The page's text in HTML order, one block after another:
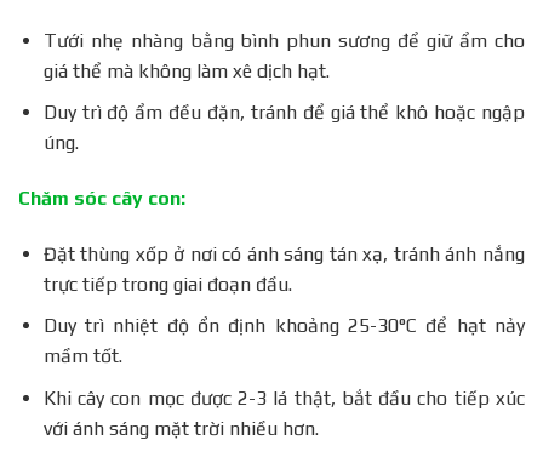
Tưới nhẹ nhàng bằng bình phun sương để giữ ẩm cho
giá thể mà không làm xê dịch hạt.
Duy trì độ ẩm đều đặn, tránh để giá thể khô hoặc ngập
úng.
Chăm sóc cây con:
Đặt thùng xốp ở nơi có ánh sáng tán xạ, tránh ánh nắng
trực tiếp trong giai đoạn đầu.
Duy trì nhiệt độ ổn định khoảng 25-30°C để hạt nảy
mầm tốt.
Khi cây con mọc được 2-3 lá thật, bắt đầu cho tiếp xúc
với ánh sáng mặt trời nhiều hơn.